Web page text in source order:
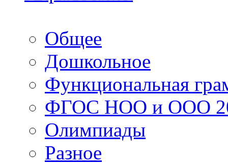
Общее
Дошкольное
Функциональная
ФГОС НОО и ООО
Олимпиады
Разное